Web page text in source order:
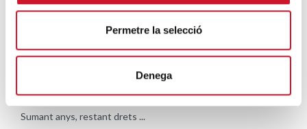
Permetre la selecció
Denega
Sumant anys, restant drets
Sumant anys, restant drets ...